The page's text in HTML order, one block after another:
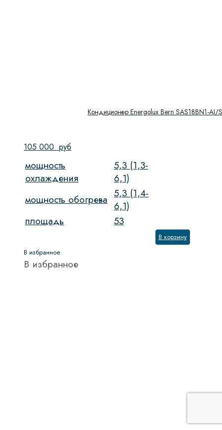
Кондиционер Energolux Bern SAS18BN1-AI/
105 000 руб
мощность
охлаждения
5,3 (1,3-
6,1)
мощность обогрева 5,3 (1,4-
6,1)
площадь
53
В корзину
В избранное
В избранное